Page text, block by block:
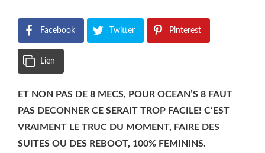
Facebook Twitter Pinterest
Lien
ET NON PAS DE 8 MECS, POUR OCEAN’S 8 FAUT
PAS DECONNER CE SERAIT TROP FACILE! C’EST
VRAIMENT LE TRUC DU MOMENT, FAIRE DES
SUITES OU DES REBOOT, 100% FEMININS.